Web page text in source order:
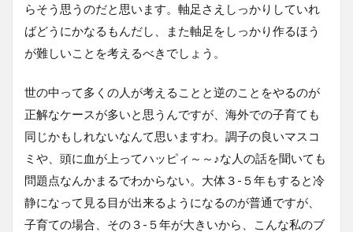
らそう思うのだと思います。軸足さえしっかりしていれ
ばどうにかなるもんだし、また軸足をしっかり作るほう
が難しいことを考えるべきでしょう。
世の中って多くの人が考えることと逆のことをやるのが
正解なケースが多いと思うんですが、海外での子育ても
同じかもしれないなんて思いますわ。調子の良いマスコ
ミや、頭に血が上ってハッピィ～～♪な人の話を聞いても
問題点なんかまるでわからない。大体３-５年もすると冷
静になって見る目が出来るようになるのが普通ですが、
子育ての場合、その３-５年が大きいから、こんな私のブ